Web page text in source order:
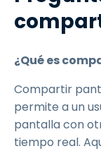
¿Qué es
Compartir
permite a un
pantalla con
tiempo real.